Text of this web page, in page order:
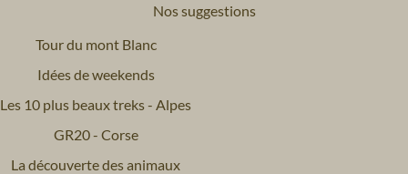
Nos suggestions
Tour du mont Blanc
Idées de weekends
Les 10 plus beaux treks - Alpes
GR20 - Corse
La découverte des animaux